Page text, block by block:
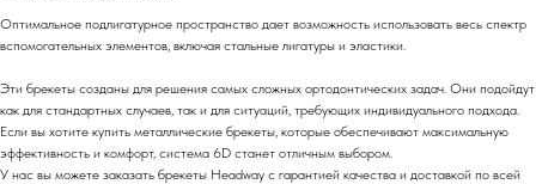
Оптимальное подлигатурное пространство дает возможность использовать весь спектр
вспомогательных элементов, включая стальные лигатуры и эластики.
Эти брекеты созданы для решения самых сложных ортодонтических задач. Они подойдут
как для стандартных случаев, так и для ситуаций, требующих индивидуального подхода.
Если вы хотите купить металлические брекеты, которые обеспечивают максимальную
эффективность и комфорт, система 6D станет отличным выбором.
У нас вы можете заказать брекеты Headway с гарантией качества и доставкой по всей